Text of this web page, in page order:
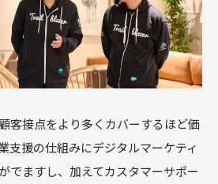
客接点をより多くカバーするほど価
支援の仕組みにデジタルマーケティ
でますし、加えてカスタマーサポー